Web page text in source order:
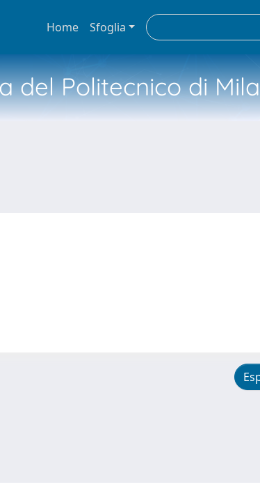
Home Sfoglia
del Politecnico di